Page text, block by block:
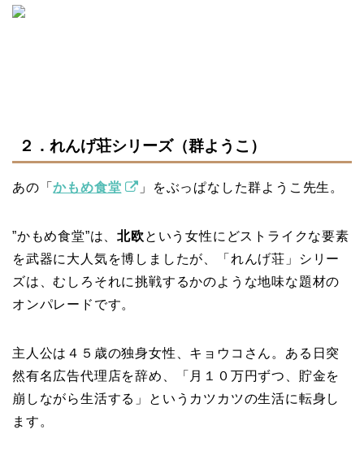
２．れんげ荘シリーズ（群ようこ）
あの「かもめ食堂 」をぶっぱなした群ようこ先生。
”かもめ食堂”は、北欧という女性にどストライクな要素
を武器に大人気を博しましたが、「れんげ荘」シリー
ズは、むしろそれに挑戦するかのような地味な題材の
オンパレードです。
主人公は４５歳の独身女性、キョウコさん。ある日突
然有名広告代理店を辞め、「月１０万円ずつ、貯金を
崩しながら生活する」というカツカツの生活に転身し
ます。